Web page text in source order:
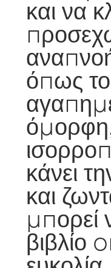
και να
όπως
κάνει
και
μπορεί
βιβλίο